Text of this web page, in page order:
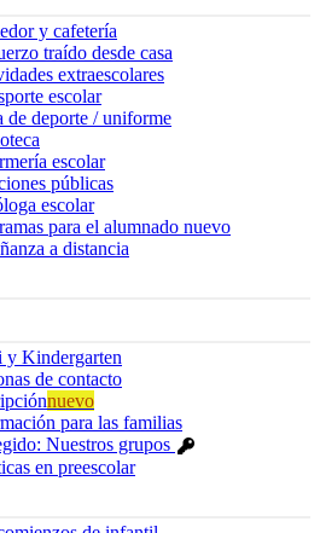
y cafetería
traído desde casa
extraescolares
escolar
de deporte / uniforme
escolar
públicas
escolar
para el alumnado nuevo
a distancia
Kindergarten
de contacto
nuevo
para las familias
Nuestros grupos
en preescolar